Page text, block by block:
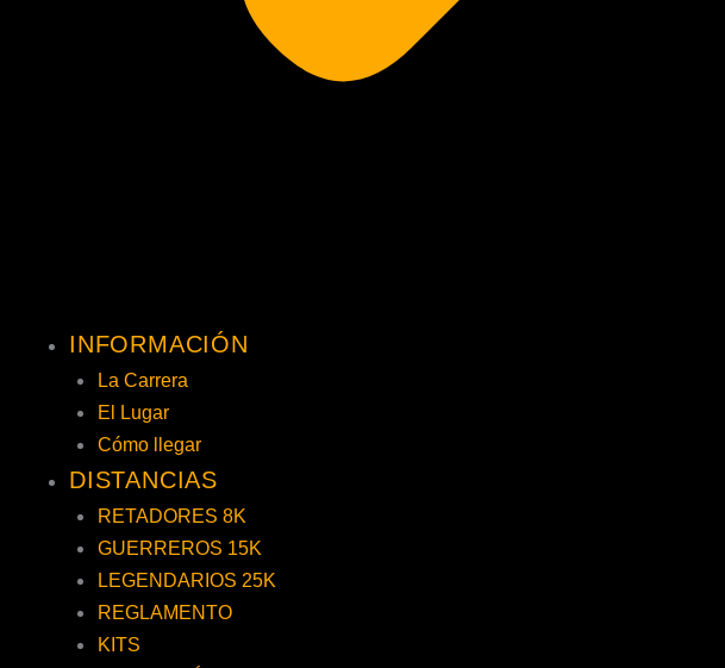
INFORMACIÓN
La Carrera
El Lugar
Cómo llegar
DISTANCIAS
RETADORES 8K
GUERREROS 15K
LEGENDARIOS 25K
REGLAMENTO
KITS